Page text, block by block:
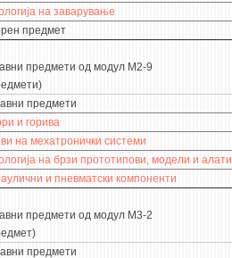
на заварување
предмет
предмети од модул М2-9
предмети
и горива
на мехатронички системи
на брзи прототипови, модели и алати
и пневматски компоненти
предмети од модул М3-2
предмети